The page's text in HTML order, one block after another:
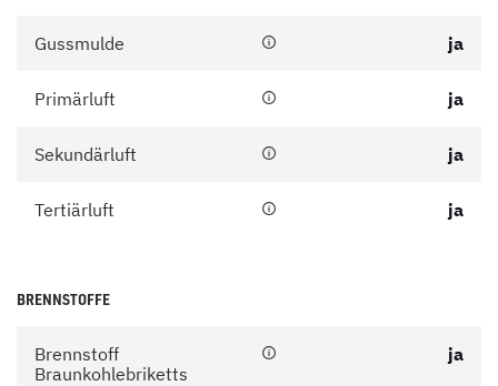
Gussmulde ja
Primärluft ja
Sekundärluft ja
Tertiärluft ja
BRENNSTOFFE
Brennstoff
Braunkohlebriketts
ja